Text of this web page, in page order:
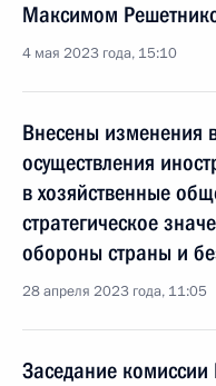
Максимом
4 мая 2023 года, 15:10
Внесены изменения
осуществления
в хозяйственные
стратегическое
обороны страны и
28 апреля 2023 года, 11:05
Заседание комиссии